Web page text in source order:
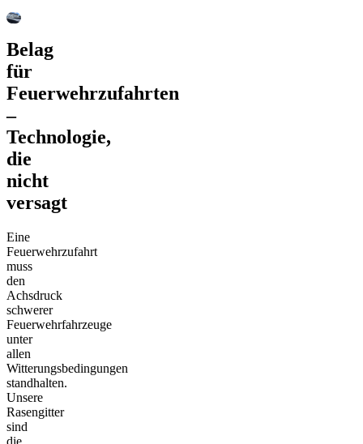
Belag
für
Feuerwehrzufahrten
–
Technologie,
die
nicht
versagt
Eine
Feuerwehrzufahrt
muss
den
Achsdruck
schwerer
Feuerwehrfahrzeuge
unter
allen
Witterungsbedingungen
standhalten.
Unsere
Rasengitter
sind